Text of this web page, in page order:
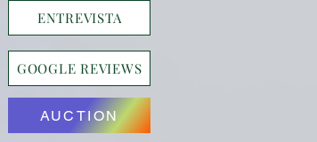
ENTREVISTA
GOOGLE REVIEWS
AUCTION